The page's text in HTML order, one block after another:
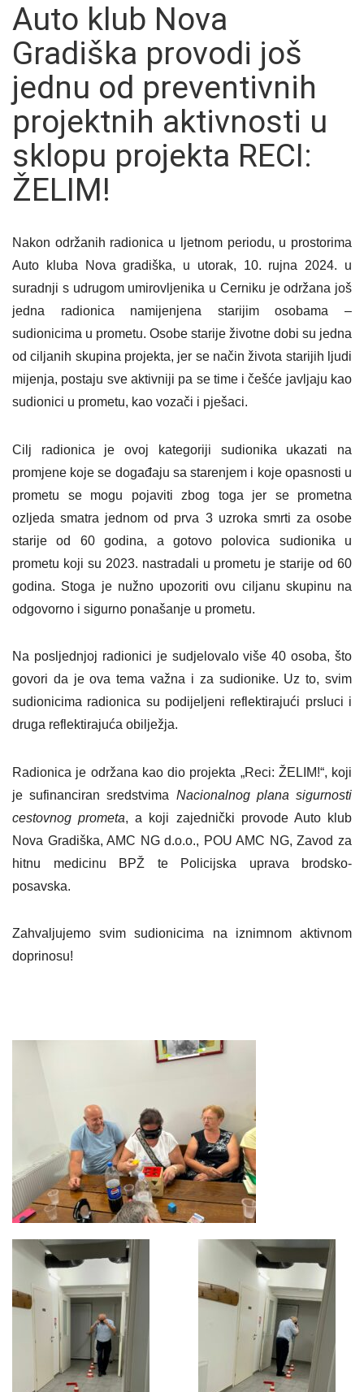
Auto klub Nova
Gradiška provodi još
jednu od preventivnih
projektnih aktivnosti u
sklopu projekta RECI:
ŽELIM!
Nakon održanih radionica u ljetnom periodu, u prostorima
Auto kluba Nova gradiška, u utorak, 10. rujna 2024. u
suradnji s udrugom umirovljenika u Cerniku je održana još
jedna radionica namijenjena starijim osobama –
sudionicima u prometu. Osobe starije životne dobi su jedna
od ciljanih skupina projekta, jer se način života starijih ljudi
mijenja, postaju sve aktivniji pa se time i češće javljaju kao
sudionici u prometu, kao vozači i pješaci.
Cilj radionica je ovoj kategoriji sudionika ukazati na
promjene koje se događaju sa starenjem i koje opasnosti u
prometu se mogu pojaviti zbog toga jer se prometna
ozljeda smatra jednom od prva 3 uzroka smrti za osobe
starije od 60 godina, a gotovo polovica sudionika u
prometu koji su 2023. nastradali u prometu je starije od 60
godina. Stoga je nužno upozoriti ovu ciljanu skupinu na
odgovorno i sigurno ponašanje u prometu.
Na posljednjoj radionici je sudjelovalo više 40 osoba, što
govori da je ova tema važna i za sudionike. Uz to, svim
sudionicima radionica su podijeljeni reflektirajući prsluci i
druga reflektirajuća obilježja.
Radionica je održana kao dio projekta „Reci: ŽELIM!“, koji
je sufinanciran sredstvima Nacionalnog plana sigurnosti
cestovnog prometa, a koji zajednički provode Auto klub
Nova Gradiška, AMC NG d.o.o., POU AMC NG, Zavod za
hitnu medicinu BPŽ te Policijska uprava brodsko-
posavska.
Zahvaljujemo svim sudionicima na iznimnom aktivnom
doprinosu!